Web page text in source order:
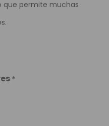
que permite muchas
*